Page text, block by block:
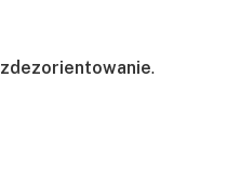
zdezorientowanie.